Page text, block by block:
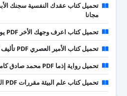
مجانا
تحميل كتاب اعرف وجهك الأخر PDF يوسف الحسني
تحميل كتاب الأمير العصري PDF تأليف كارنز لورد كامل مجانا
تحميل رواية إذما PDF محمد صادق كامل مجانا
تحميل كتاب علم البيئة مقررات PDF السعودية 1443